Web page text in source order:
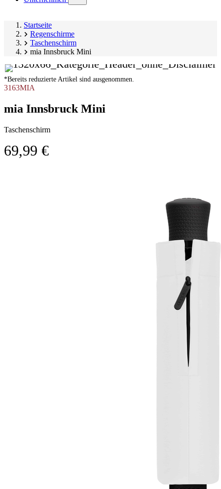
submenu)
Startseite
Regenschirme
Taschenschirm
mia Innsbruck Mini
*Bereits reduzierte Artikel sind ausgenommen.
3163MIA
mia Innsbruck Mini
Taschenschirm
69,99 €